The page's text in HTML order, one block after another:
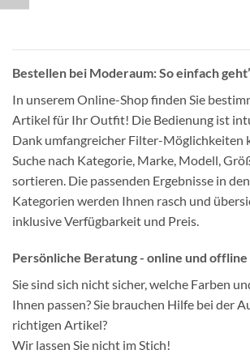
Bestellen bei Moderaum: So einfach
In unserem Online-Shop finden Sie
Artikel für Ihr Outfit! Die Bedienung ist
Dank umfangreicher Filter-Möglichkeiten
Suche nach Kategorie, Marke, Modell,
sortieren. Die passenden Ergebnisse in
Kategorien werden Ihnen rasch und
inklusive Verfügbarkeit und Preis.
Persönliche Beratung - online und offline
Sie sind sich nicht sicher, welche Farben
Ihnen passen? Sie brauchen Hilfe bei der
richtigen Artikel?
Wir lassen Sie nicht im Stich!